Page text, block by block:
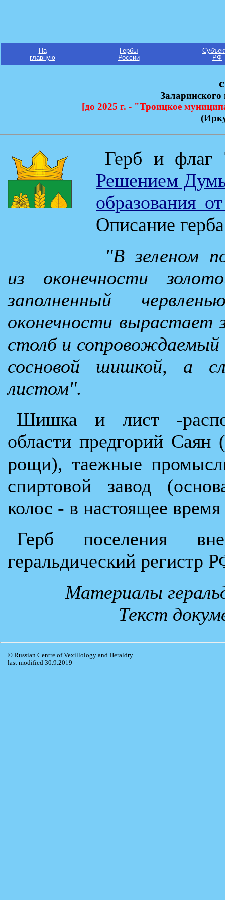
На
главную
Гербы
России
РФ
[до 2025 г. - "Троицкое
Герб и флаг
Решением
образования
Описание
"В зеленом
из оконечности
заполненный
оконечности вырастает
столб и сопровождаемый
сосновой шишкой, а
листом".
Шишка и лист -
области предгорий
рощи), таежные
спиртовой завод
колос - в настоящее
Герб поселения
геральдический регистр
Материалы
Текст
© Russian Centre of Vexillology and Heraldry
last modified 30.9.2019